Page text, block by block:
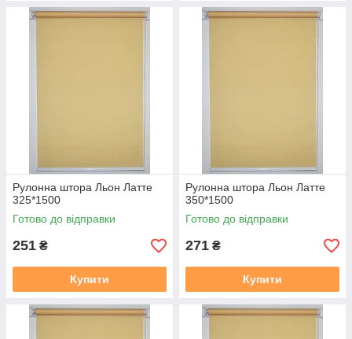
штапик входить в раму є стик, ось від такого стику з одного
боку, до такого ж стику з іншого боку, це і буде розмір по
тканині який вказаний на сайті.
https://mir-shtor.org/cp49985-
Рулонна штора Льон Латте
325*1500
Готово до відправки
251 ₴
Купити
Рулонна штора Льон Латте
350*1500
Готово до відправки
271 ₴
Купити